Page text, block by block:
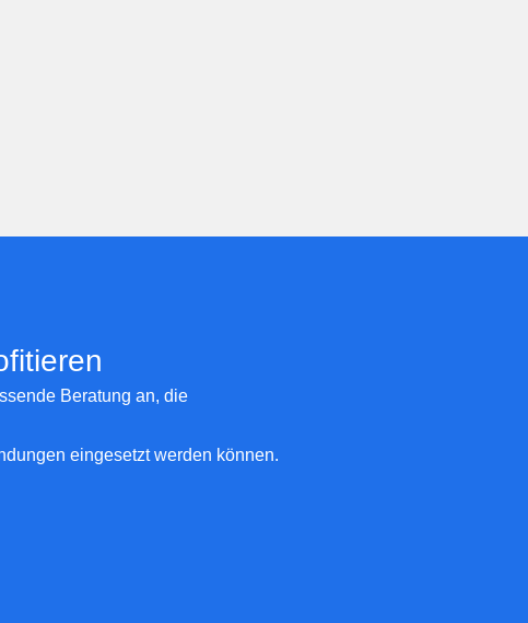
Beratung an, die
eingesetzt werden können.